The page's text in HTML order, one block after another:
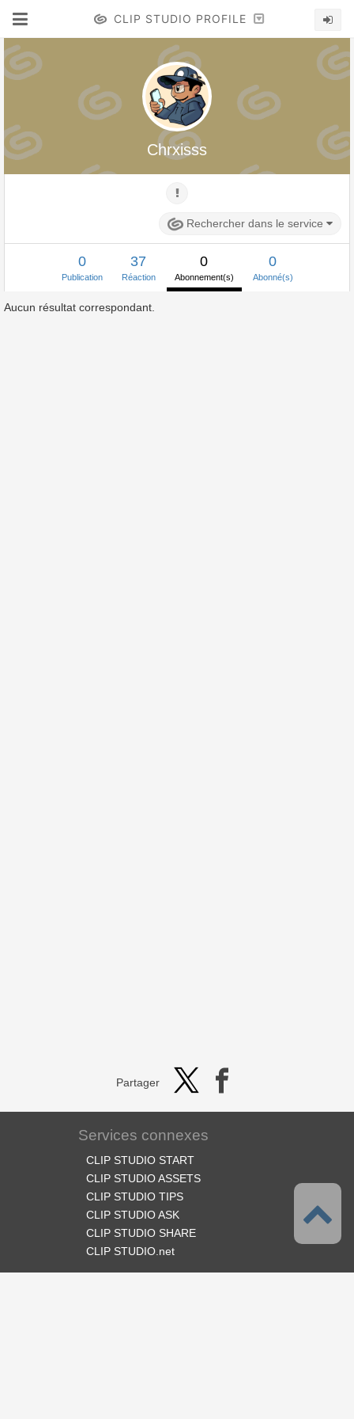
CLIP STUDIO PROFILE
Chrxisss
Rechercher dans le service
0
Publication
37
Réaction
0
Abonnement(s)
0
Abonné(s)
Aucun résultat correspondant.
Partager
Services connexes
CLIP STUDIO START
CLIP STUDIO ASSETS
CLIP STUDIO TIPS
CLIP STUDIO ASK
CLIP STUDIO SHARE
CLIP STUDIO.net